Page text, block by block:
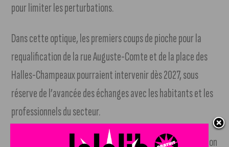
pour limiter les perturbations.
Dans cette optique, les premiers coups de pioche pour la
requalification de la rue Auguste-Comte et de la place des
Halles-Champeaux pourraient intervenir dès 2027, sous
réserve de l’avancée des échanges avec les habitants et les
professionnels du secteur.
Ce projet s’inscrit dans une volonté plus large de valorisation